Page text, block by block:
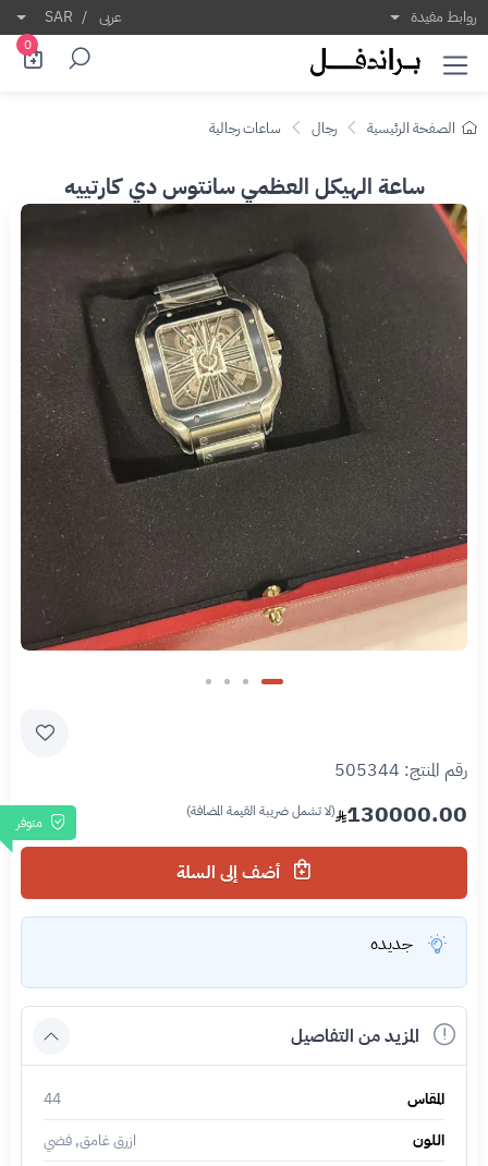
روابط مفيدة عربى /
SAR
0
الصفحة الرئيسية رجال ساعات رجالية
ساعة الهيكل العظمي سانتوس دي كارتييه
رقم المنتج: 505344
متوفر 130000.00 (لا تشمل ضريبة القيمة المضافة)
جديده
المزيد من التفاصيل
المقاس
44
اللون
ازرق غامق, فضي